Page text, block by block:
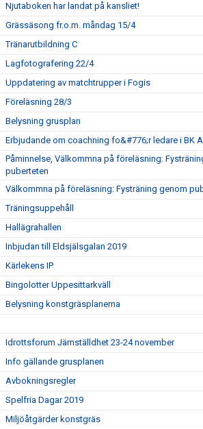
Njutaboken har landat på kansliet!
Grässäsong fr.o.m. måndag 15/4
Tränarutbildning C
Lagfotografering 22/4
Uppdatering av matchtrupper i Fogis
Föreläsning 28/3
Belysning grusplan
Erbjudande om coachning fo&#776;r ledare i BK
Påminnelse, Välkommna på föreläsning:
puberteten
Välkommna på föreläsning: Fysträning genom
Träningsuppehåll
Hallägrahallen
Inbjudan till Eldsjälsgalan 2019
Kärlekens IP
Bingolotter Uppesittarkväll
Belysning konstgräsplanerna
Idrottsforum Jämställdhet 23-24 november
Info gällande grusplanen
Avbokningsregler
Spelfria Dagar 2019
Miljöåtgärder konstgräs